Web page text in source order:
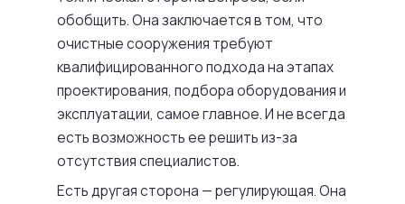
обобщить. Она заключается в том, что
очистные сооружения требуют
квалифицированного подхода на этапах
проектирования, подбора оборудования и
эксплуатации, самое главное. И не всегда
есть возможность ее решить из-за
отсутствия специалистов.
Есть другая сторона — регулирующая. Она